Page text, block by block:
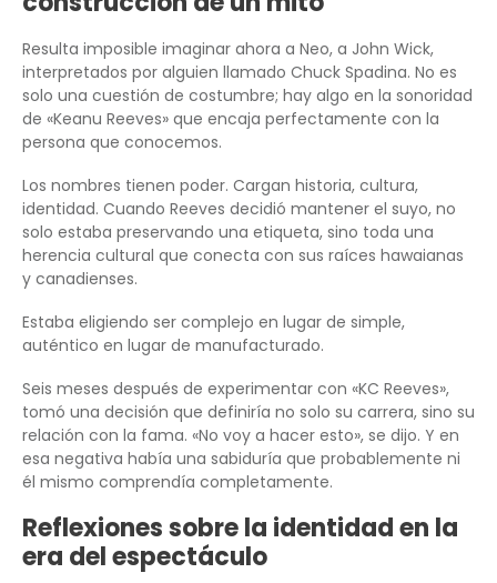
Resulta imposible imaginar ahora a Neo, a John Wick,
interpretados por alguien llamado Chuck Spadina. No es
solo una cuestión de costumbre; hay algo en la sonoridad
de «Keanu Reeves» que encaja perfectamente con la
persona que conocemos.
Los nombres tienen poder. Cargan historia, cultura,
identidad. Cuando Reeves decidió mantener el suyo, no
solo estaba preservando una etiqueta, sino toda una
herencia cultural que conecta con sus raíces hawaianas
y canadienses.
Estaba eligiendo ser complejo en lugar de simple,
auténtico en lugar de manufacturado.
Seis meses después de experimentar con «KC Reeves»,
tomó una decisión que definiría no solo su carrera, sino su
relación con la fama. «No voy a hacer esto», se dijo. Y en
esa negativa había una sabiduría que probablemente ni
él mismo comprendía completamente.
Reflexiones sobre la identidad en la
era del espectáculo